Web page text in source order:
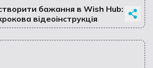
бажання в Wish Hub:
відеоінструкція